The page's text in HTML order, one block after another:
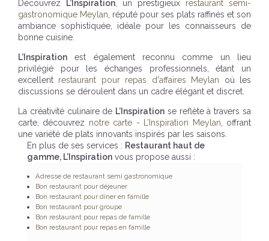
Découvrez L’Inspiration , un prestigieux restaurant semi-
gastronomique Meylan , réputé pour ses plats raffinés et son
ambiance sophistiquée, idéale pour les connaisseurs de
bonne cuisine.
L’Inspiration est également reconnu comme un lieu
privilégié pour les échanges professionnels, étant un
excellent restaurant pour repas d'affaires Meylan où les
discussions se déroulent dans un cadre élégant et discret.
La créativité culinaire de L’Inspiration se reflète à travers sa
carte, découvrez notre carte - L’Inspiration Meylan , offrant
une variété de plats innovants inspirés par les saisons.
En plus de ses services : Restaurant haut de
gamme, L’Inspiration vous propose aussi :
Adresse de restaurant semi gastronomique
Bon restaurant pour déjeuner
Bon restaurant pour dîner en famille
Bon restaurant pour groupe
Bon restaurant pour repas de famille
Bon restaurant pour repas en famille